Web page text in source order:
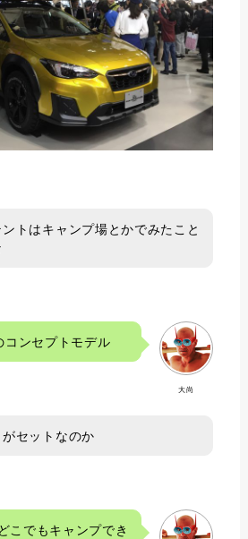
ントはキャンプ場とかでみたこと
大尚
コンセプトモデル
がセットなのか
こでもキャンプでき